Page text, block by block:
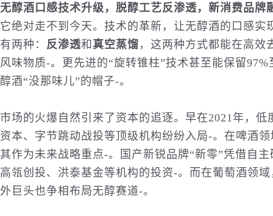
无醇酒口感技术升级，脱醇工艺反渗透，新消费品牌
它绝对走不到今天。技术的革新，让无醇酒的口感
有两种： 反渗透和 真空蒸馏 ，这两种方式都能在高效
风味物质-。更先进的“旋转锥柱”技术甚至能保留
醇酒“没那味儿”的帽子-。
市场的火爆自然引来了资本的追逐。早在2021年，
资本、字节跳动战投等顶级机构纷纷入局-。在啤酒
其作为未来战略重点-。国产新锐品牌“新零”凭借自
高瓴创投、洪泰基金等机构的投资-。而在葡萄酒领
外巨头也争相布局无醇赛道-。